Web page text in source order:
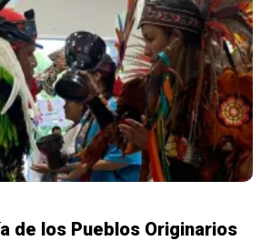
de los Pueblos Originarios